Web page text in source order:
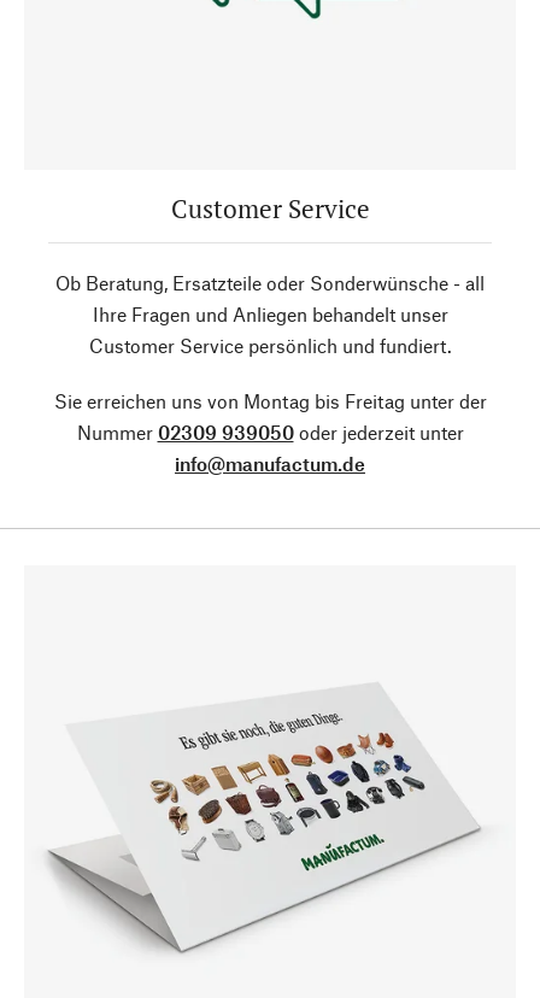
Customer Service
Ob Beratung, Ersatzteile oder Sonderwünsche - all
Ihre Fragen und Anliegen behandelt unser
Customer Service persönlich und fundiert.
Sie erreichen uns von Montag bis Freitag unter der
Nummer 02309 939050oder jederzeit unter
info@manufactum.de